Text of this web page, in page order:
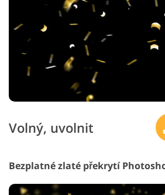
Volný, uvolnit